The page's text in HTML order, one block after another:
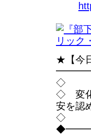
★【今
◇
◇ 変化
安を認
◇